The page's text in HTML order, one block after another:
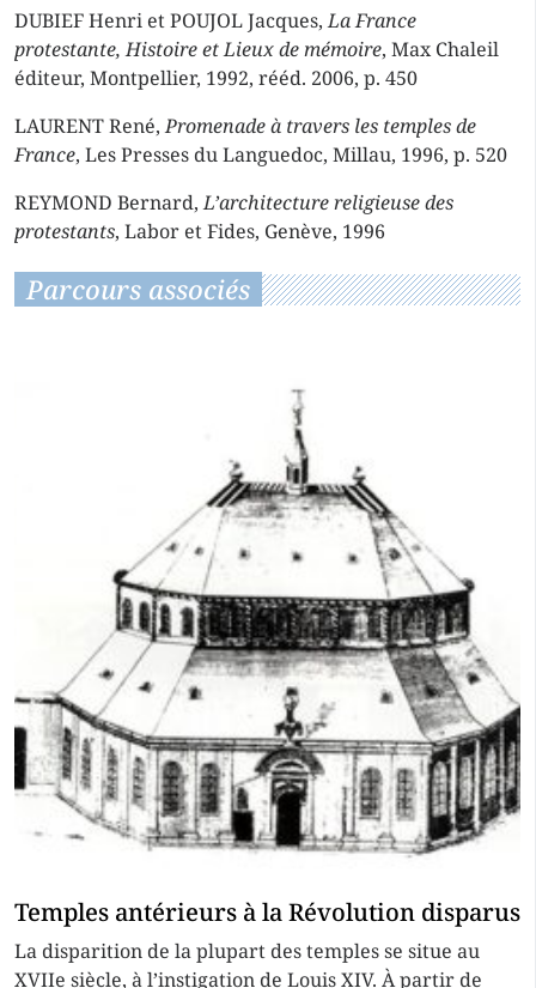
DUBIEF Henri et POUJOL Jacques,La France
protestante, Histoire et Lieux de mémoire, Max Chaleil
éditeur, Montpellier, 1992, rééd. 2006, p. 450
LAURENT René,Promenade à travers les temples de
France, Les Presses du Languedoc, Millau, 1996, p. 520
REYMOND Bernard,L’architecture religieuse des
protestants, Labor et Fides, Genève, 1996
Parcours associés
Temples antérieurs à la Révolution disparus
La disparition de la plupart des temples se situe au
XVIIe siècle, à l’instigation de Louis XIV. À partir de